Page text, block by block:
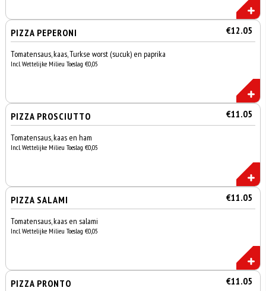
PIZZA PEPERONI €12.05
Tomatensaus, kaas, Turkse worst (sucuk) en paprika
Incl. Wettelijke Milieu Toeslag €0,05
PIZZA PROSCIUTTO €11.05
Tomatensaus, kaas en ham
Incl. Wettelijke Milieu Toeslag €0,05
PIZZA SALAMI €11.05
Tomatensaus, kaas en salami
Incl. Wettelijke Milieu Toeslag €0,05
PIZZA PRONTO €11.05